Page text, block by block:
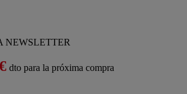
NEWSLETTER
dto para la próxima compra